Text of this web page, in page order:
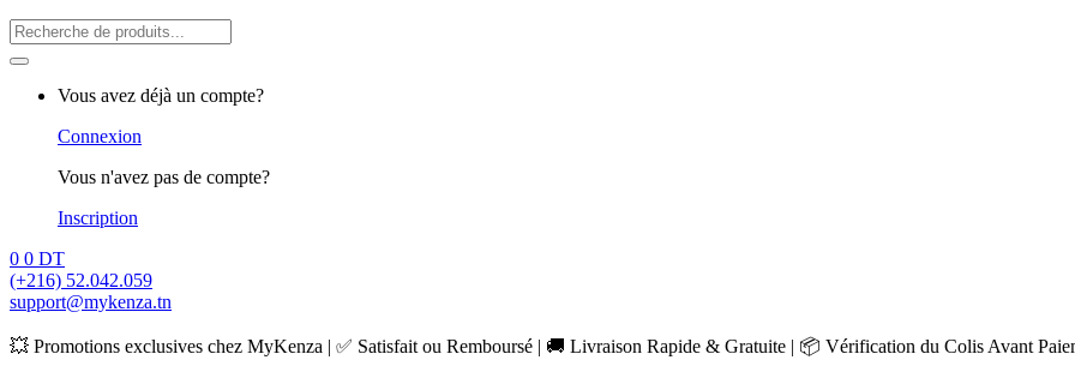
Search
for:
Vous avez déjà un compte?
Connexion
Vous n'avez pas de compte?
Inscription
0 0 DT
(+216) 52.042.059
support@mykenza.tn
💥 Promotions exclusives chez MyKenza | ✅ Satisfait ou Remboursé | 🚚 Livraison Rapide & Gratuite | 📦 Vérification du Colis Avant